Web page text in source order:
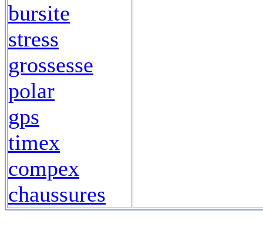
bursite
stress
grossesse
polar
gps
timex
compex
chaussures